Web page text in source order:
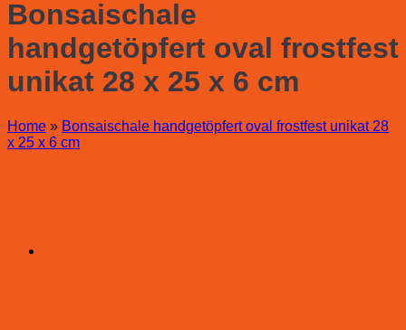
Bonsaischale
handgetöpfert oval frostfest
unikat 28 x 25 x 6 cm
Home » Bonsaischale handgetöpfert oval frostfest unikat 28
x 25 x 6 cm